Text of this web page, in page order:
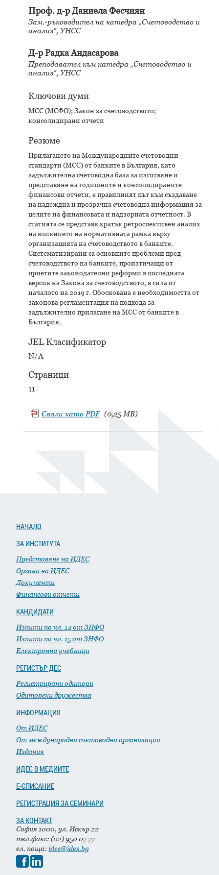
Проф. д-р Даниела Фесчиян
Зам.-ръководител на катедра „Счетоводство и
анализ“, УНСС
Д-р Радка Андасарова
Преподавател към катедра „Счетоводство и
анализ“, УНСС
Ключови думи
МСС (МСФО); Закон за счетоводството;
консолидирани отчети
Резюме
Прилагането на Международните счетоводни
стандарти (МСС) от банките в България, като
задължителна счетоводна база за изготвяне и
представяне на годишните и консолидираните
финансови отчети, е правилният път към създаване
на надеждна и прозрачна счетоводна информация за
целите на финансовата и надзорната отчетност. В
статията се представя кратък ретроспективен анализ
на влиянието на нормативната рамка върху
организацията на счетоводството в банките.
Систематизирани са основните проблеми пред
счетоводството на банките, произтичащи от
приетите законодателни реформи в последната
версия на Закона за счетоводството, в сила от
началото на 2019 г. Обоснована е необходимостта от
законова регламентация на подхода за
задължително прилагане на МСС от банките в
България.
JEL Класификатор
N/A
Страници
11
Свали като PDF (0,25 MB)
НАЧАЛО
ЗА ИНСТИТУТА
Представяне на ИДЕС
Органи на ИДЕС
Документи
Финансови отчети
КАНДИДАТИ
Изпити по чл. 14 от ЗНФО
Изпити по чл. 15 от ЗНФО
Електронни учебници
РЕГИСТЪР ДЕС
Регистрирани одитори
Одиторски дружества
ИНФОРМАЦИЯ
От ИДЕС
От международни счетоводни организации
Издания
ИДЕС В МЕДИИТЕ
Е-СПИСАНИЕ
РЕГИСТРАЦИЯ ЗА СЕМИНАРИ
ЗА КОНТАКТ
София 1000, ул. Искър 22
тел.факс: (02) 950 07 77
ел. поща: ides@ides.bg